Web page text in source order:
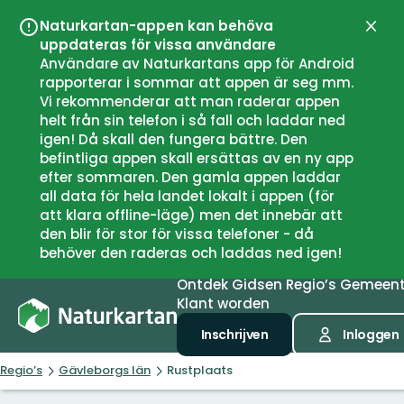
Naturkartan-appen kan behöva
uppdateras för vissa användare
Användare av Naturkartans app för Android
rapporterar i sommar att appen är seg mm.
Vi rekommenderar att man raderar appen
helt från sin telefon i så fall och laddar ned
igen! Då skall den fungera bättre. Den
befintliga appen skall ersättas av en ny app
efter sommaren. Den gamla appen laddar
all data för hela landet lokalt i appen (för
att klara offline-läge) men det innebär att
den blir för stor för vissa telefoner - då
behöver den raderas och laddas ned igen!
OntdekGidsenRegio’s
Klant worden
Inschrijven Inloggen
Regio’s Gävleborgs län Rustplaats